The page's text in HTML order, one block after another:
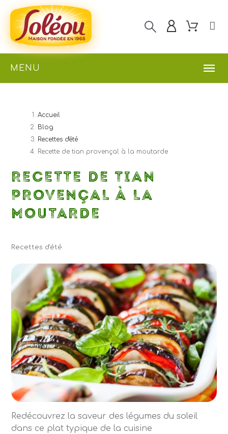
MENU
Accueil
Blog
Recettes d'été
Recette de tian provençal à la moutarde
RECETTE DE TIAN
PROVENÇAL À LA
MOUTARDE
Recettes d'été
Redécouvrez la saveur des légumes du soleil
dans ce plat typique de la cuisine